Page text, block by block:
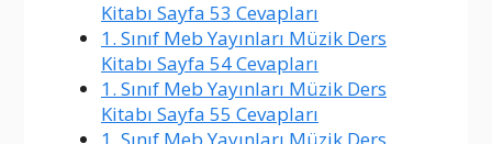
Kitabı Sayfa 53 Cevapları
1. Sınıf Meb Yayınları Müzik Ders
Kitabı Sayfa 54 Cevapları
1. Sınıf Meb Yayınları Müzik Ders
Kitabı Sayfa 55 Cevapları
1. Sınıf Meb Yayınları Müzik Ders